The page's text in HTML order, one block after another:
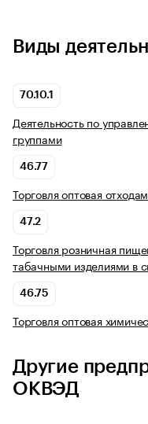
Виды
70.10.1
Деятельность по
группами
46.77
Торговля оптовая
47.2
Торговля розничная
табачными изделиями в
46.75
Торговля оптовая
Другие
ОКВЭД